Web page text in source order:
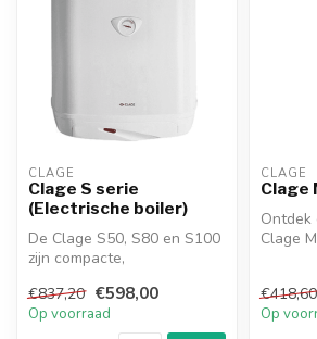
CLAGE
Clage S serie
(Electrische boiler)
De Clage S50, S80 en S100
zijn compacte,
boilers met ...
€837,20 €598,00
Op voorraad
CLAGE
Clage
Ontdek
Clage
€418,60
Op